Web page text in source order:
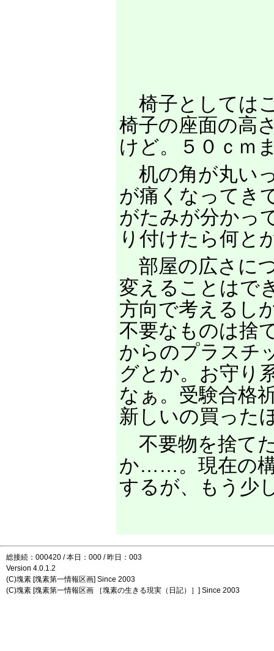
椅子としては
椅子の座面の高
けど。５０ｃｍ
机の角が丸い
が痛くなってき
がたみが分かっ
り付けたら何と
部屋の広さに
変えることはで
方向で考えるし
不要なものは捨
からのプラスチ
グとか。お守り
なぁ。受験合格
新しいの買った
不要物を捨て
か……。現在の
するが、もう少
総接続：000420 / 本日：000 / 昨日：003
Version 4.0.1.2
(C)塊素 [塊素第一情報区画] Since 2003
(C)塊素 [塊素第一情報区画 ［塊素の生きる現実（日記）］] Since 2003